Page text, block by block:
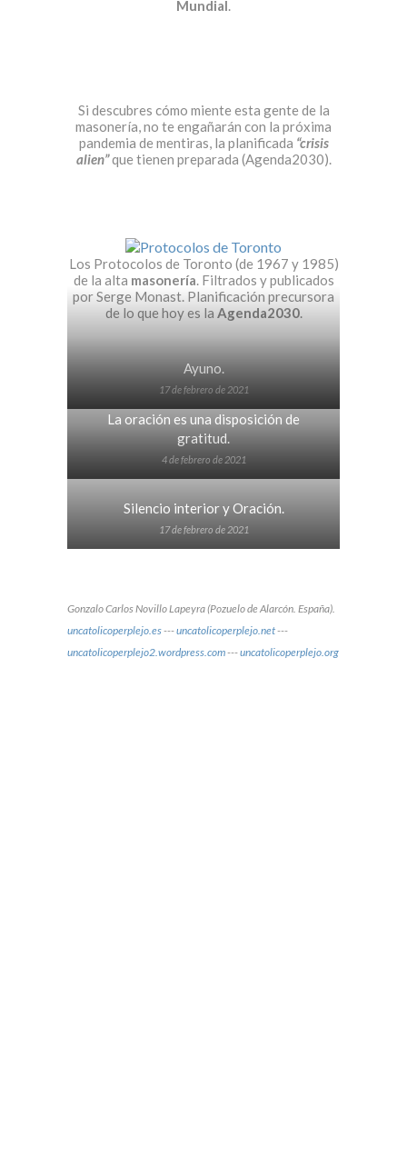
Mundial.
Si descubres cómo miente esta gente de la
masonería, no te engañarán con la próxima
pandemia de mentiras, la planificada “crisis
alien”que tienen preparada (Agenda2030).
Los Protocolos de Toronto (de 1967 y 1985)
de la alta masonería. Filtrados y publicados
por Serge Monast. Planificación precursora
de lo que hoy es laAgenda2030.
Ayuno.
17 de febrero de 2021
La oración es una disposición de
gratitud.
4 de febrero de 2021
Silencio interior y Oración.
17 de febrero de 2021
Gonzalo Carlos Novillo Lapeyra (Pozuelo de Alarcón. España).
uncatolicoperplejo.es---uncatolicoperplejo.net---
uncatolicoperplejo2.wordpress.com---uncatolicoperplejo.org